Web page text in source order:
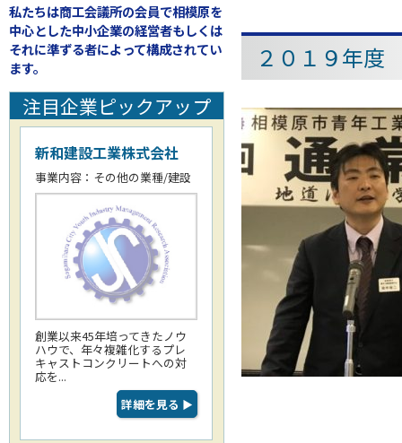
私たちは商工会議所の会員で相模原を
中心とした中小企業の経営者もしくは
それに準ずる者によって構成されてい
ます。
注目企業ピックアップ
新和建設工業株式会社
事業内容：その他の業種/建設
創業以来45年培ってきたノウ
ハウで、年々複雑化するプレ
キャストコンクリートへの対
応を...
詳細を見る ▶
２０１９年